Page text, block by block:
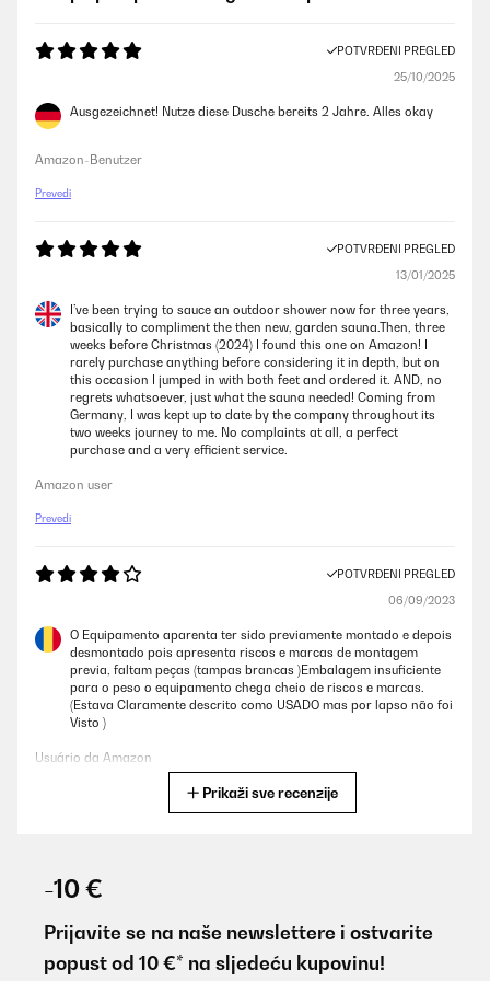
POTVRĐENI PREGLED
25/10/2025
Ausgezeichnet! Nutze diese Dusche bereits 2 Jahre. Alles okay
Amazon-Benutzer
Prevedi
POTVRĐENI PREGLED
13/01/2025
I’ve been trying to sauce an outdoor shower now for three years,
basically to compliment the then new, garden sauna.Then, three
weeks before Christmas (2024) I found this one on Amazon! I
rarely purchase anything before considering it in depth, but on
this occasion I jumped in with both feet and ordered it. AND, no
regrets whatsoever, just what the sauna needed! Coming from
Germany, I was kept up to date by the company throughout its
two weeks journey to me. No complaints at all, a perfect
purchase and a very efficient service.
Amazon user
Prevedi
POTVRĐENI PREGLED
06/09/2023
O Equipamento aparenta ter sido previamente montado e depois
desmontado pois apresenta riscos e marcas de montagem
previa, faltam peças (tampas brancas )Embalagem insuficiente
para o peso o equipamento chega cheio de riscos e marcas.
(Estava Claramente descrito como USADO mas por lapso não foi
Visto )
Usuário da Amazon
ganz kleinen. Abkühlung an Hitzetagen verschafft uns nun diese
Dusche. Sie ist superschnell aufgebaut, steht stabil und lässt sich
einfach an den Gartenschlauch anbringen. Der Duschstrahl hat
eine angenehme Intensität und ist gleichmäßig, die Bodenplatte
Prikaži sve recenzije
-10 €
Prijavite se na naše newslettere i ostvarite
popust od 10 €* na sljedeću kupovinu!